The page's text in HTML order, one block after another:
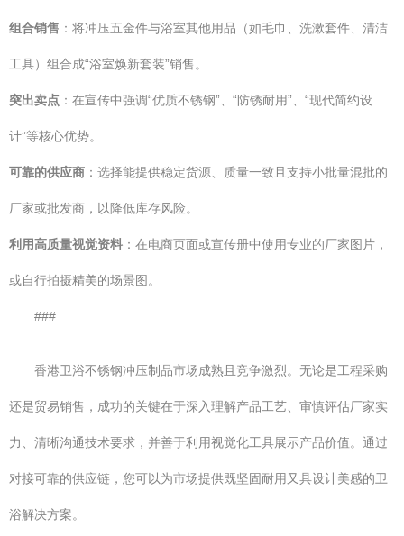
组合销售 ：将冲压五金件与浴室其他用品（如毛巾、洗漱套件、清洁
工具）组合成“浴室焕新套装”销售。
突出卖点 ：在宣传中强调“优质不锈钢”、“防锈耐用”、“现代简约设
计”等核心优势。
可靠的供应商 ：选择能提供稳定货源、质量一致且支持小批量混批的
厂家或批发商，以降低库存风险。
利用高质量视觉资料 ：在电商页面或宣传册中使用专业的厂家图片，
或自行拍摄精美的场景图。
###
香港卫浴不锈钢冲压制品市场成熟且竞争激烈。无论是工程采购
还是贸易销售，成功的关键在于深入理解产品工艺、审慎评估厂家实
力、清晰沟通技术要求，并善于利用视觉化工具展示产品价值。通过
对接可靠的供应链，您可以为市场提供既坚固耐用又具设计美感的卫
浴解决方案。